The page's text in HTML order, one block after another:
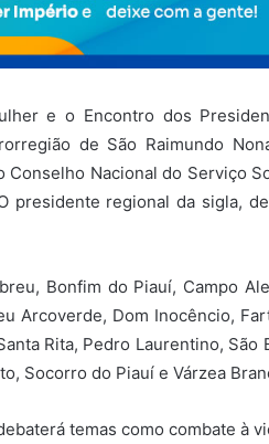
e o Encontro dos
de São Raimundo
Nacional do Serviço
presidente regional da sigla,
Bonfim do Piauí, Campo
Arcoverde, Dom Inocêncio,
Rita, Pedro Laurentino, São
Socorro do Piauí e Várzea
temas como combate à